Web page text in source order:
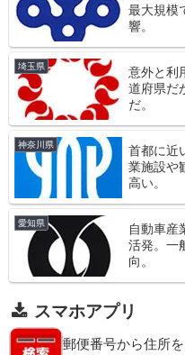
最大規模
響。
埼玉県
意外と利
道府県だ
だ。
神奈川県
首都に近
業施設や
高い。
愛知県
自動車産
活発。一
向。
スマホアプリ
郵便番号から住所